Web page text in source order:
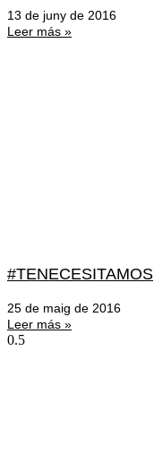
13 de juny de 2016
Leer más »
#TENECESITAMOS
25 de maig de 2016
Leer más »